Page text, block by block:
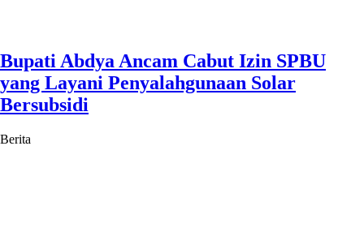
Bupati Abdya Ancam Cabut Izin SPBU
yang Layani Penyalahgunaan Solar
Bersubsidi
Berita